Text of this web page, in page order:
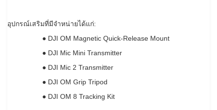
อุปกรณ์เสริมที่มีจําหน่ายได้แก่:
● DJI OM Magnetic Quick-Release Mount
● DJI Mic Mini Transmitter
● DJI Mic 2 Transmitter
● DJI OM Grip Tripod
● DJI OM 8 Tracking Kit